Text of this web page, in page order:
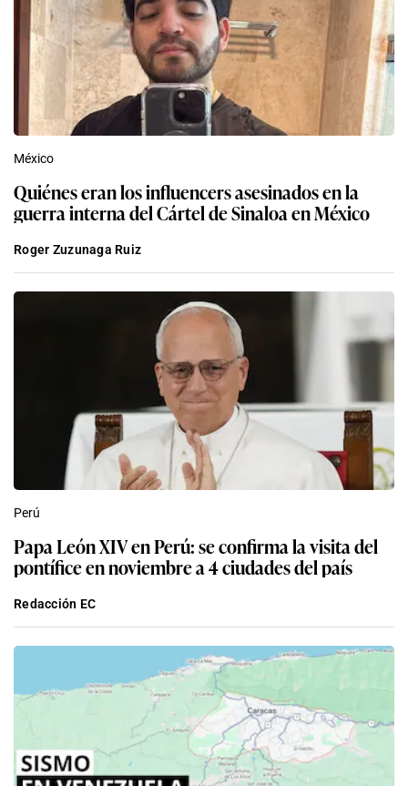
México
Quiénes eran los influencers asesinados en la
guerra interna del Cártel de Sinaloa en México
Roger Zuzunaga Ruiz
Perú
Papa León XIV en Perú: se confirma la visita del
pontífice en noviembre a 4 ciudades del país
Redacción EC